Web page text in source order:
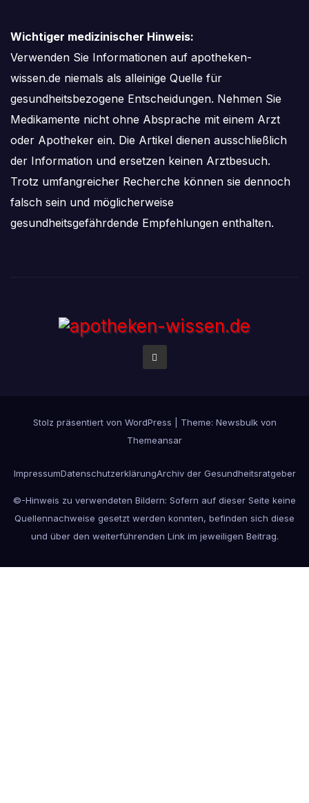
Wichtiger medizinischer Hinweis:
Verwenden Sie Informationen auf apotheken-
wissen.de niemals als alleinige Quelle für
gesundheitsbezogene Entscheidungen. Nehmen Sie
Medikamente nicht ohne Absprache mit einem Arzt
oder Apotheker ein. Die Artikel dienen ausschließlich
der Information und ersetzen keinen Arztbesuch.
Trotz umfangreicher Recherche können sie dennoch
falsch sein und möglicherweise
gesundheitsgefährdende Empfehlungen enthalten.
Stolz präsentiert von WordPress Theme: Newsbulkvon
Themeansar
ImpressumDatenschutzerklärungArchiv der Gesundheitsratgeber
©-Hinweis zu verwendeten Bildern: Sofern auf dieser Seite keine
Quellennachweise gesetzt werden konnten, befinden sich diese
und über den weiterführenden Link im jeweiligen Beitrag.